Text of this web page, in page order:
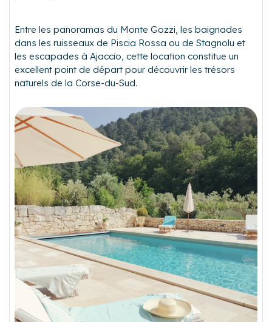
Entre les panoramas du Monte Gozzi, les baignades
dans les ruisseaux de Piscia Rossa ou de Stagnolu et
les escapades à Ajaccio, cette location constitue un
excellent point de départ pour découvrir les trésors
naturels de la Corse-du-Sud.